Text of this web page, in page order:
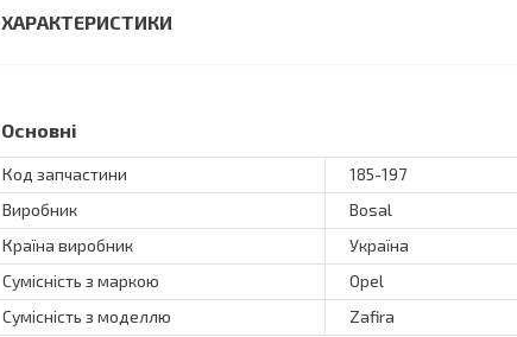
ХАРАКТЕРИСТИКИ
Основні
Код запчастини
185-197
Виробник
Bosal
Країна виробник
Україна
Сумісність з маркою
Opel
Сумісність з моделлю
Zafira